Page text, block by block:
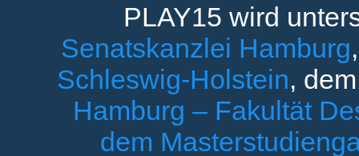
PLAY15 wird
Senatskanzlei Hamburg
Schleswig-Holstein,
Hamburg – Fakultät
dem